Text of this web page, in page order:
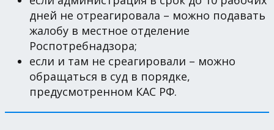
дней не отреагировала – можно подавать
жалобу в местное отделение
Роспотребнадзора;
если и там не среагировали – можно
обращаться в суд в порядке,
предусмотренном КАС РФ.